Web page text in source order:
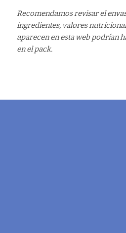
Recomendamos revisar el
ingredientes, valores
aparecen en esta web podrían
en el pack.